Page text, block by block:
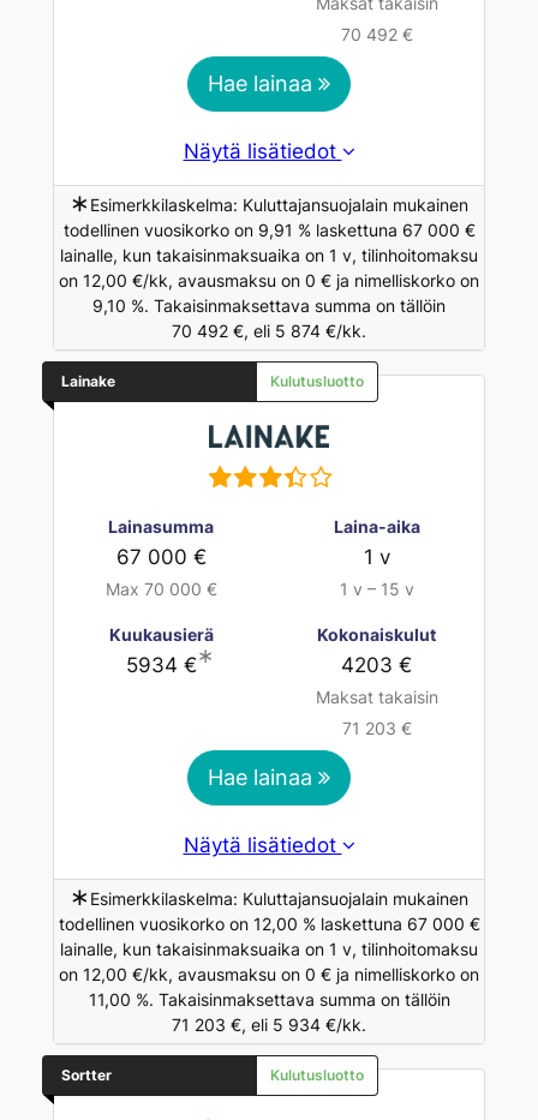
70 492 €
Hae lainaa
Näytä lisätiedot
∗ Esimerkkilaskelma: Kuluttajansuojalain mukainen
todellinen vuosikorko on 9,91 % laskettuna 67 000 €
lainalle, kun takaisinmaksuaika on 1 v, tilinhoitomaksu
on 12,00 €/kk, avausmaksu on 0 € ja nimelliskorko on
9,10 %. Takaisinmaksettava summa on tällöin
70 492 €, eli 5 874 €/kk.
Lainake Kulutusluotto
Lainasumma
67 000 €
Max 70 000 €
Laina-aika
1 v
1 v – 15 v
Kuukausierä
5934 €∗
Kokonaiskulut
4203 €
Maksat takaisin
71 203 €
Hae lainaa
Näytä lisätiedot
∗ Esimerkkilaskelma: Kuluttajansuojalain mukainen
todellinen vuosikorko on 12,00 % laskettuna 67 000 €
lainalle, kun takaisinmaksuaika on 1 v, tilinhoitomaksu
on 12,00 €/kk, avausmaksu on 0 € ja nimelliskorko on
11,00 %. Takaisinmaksettava summa on tällöin
71 203 €, eli 5 934 €/kk.
Sortter Kulutusluotto